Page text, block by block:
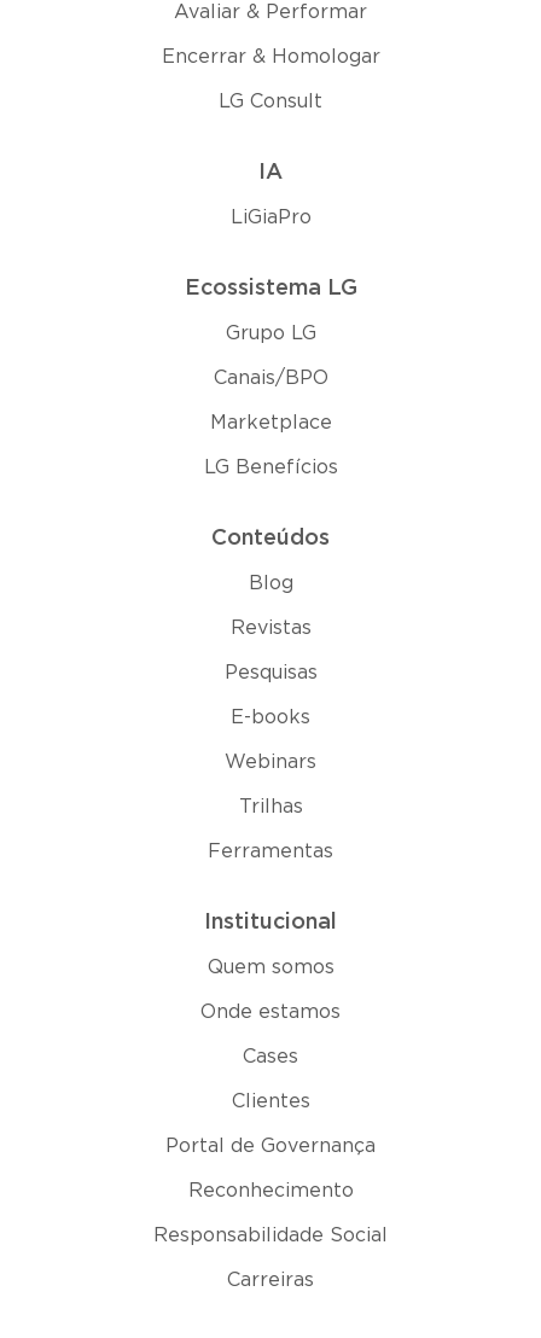
Avaliar & Performar
Encerrar & Homologar
LG Consult
IA
LiGiaPro
Ecossistema LG
Grupo LG
Canais/BPO
Marketplace
LG Benefícios
Conteúdos
Blog
Revistas
Pesquisas
E-books
Webinars
Trilhas
Ferramentas
Institucional
Quem somos
Onde estamos
Cases
Clientes
Portal de Governança
Reconhecimento
Responsabilidade Social
Carreiras